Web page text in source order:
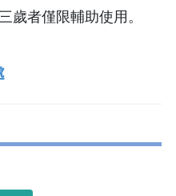
歲者僅限輔助使用。